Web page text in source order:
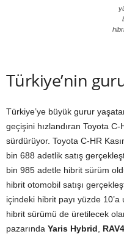
Türkiye’nin
Türkiye’ye büyük gurur
geçişini hızlandıran Toyota
sürdürüyor. Toyota C-HR
bin 688 adetlik satış
bin 985 adetle hibrit sürüm
hibrit otomobil satışı
içindeki hibrit payı yüzde 10’a
hibrit sürümü de üretilecek
pazarında Yaris Hybrid